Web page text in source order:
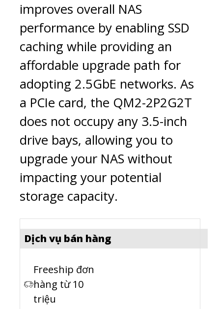
improves overall NAS
performance by enabling SSD
caching while providing an
affordable upgrade path for
adopting 2.5GbE networks. As
a PCIe card, the QM2-2P2G2T
does not occupy any 3.5-inch
drive bays, allowing you to
upgrade your NAS without
impacting your potential
storage capacity.
Dịch vụ bán hàng
Freeship đơn
hàng từ 10
triệu